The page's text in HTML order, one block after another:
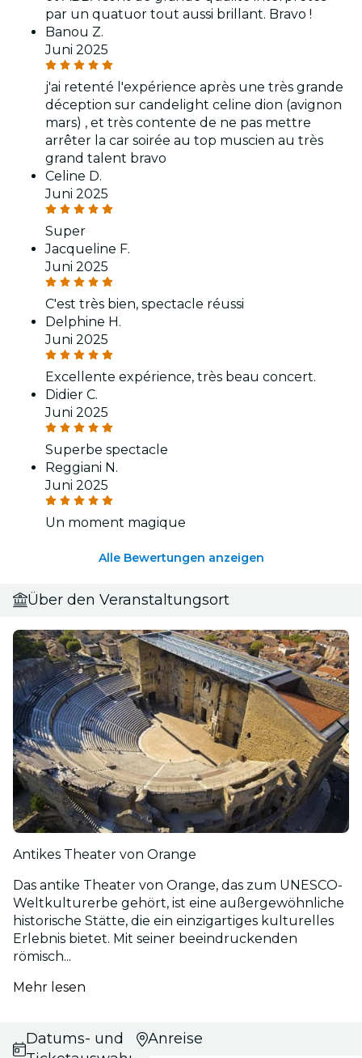
par un quatuor tout aussi brillant. Bravo !
Banou Z.
Juni 2025
j'ai retenté l'expérience après une très grande
déception sur candelight celine dion (avignon
mars) , et très contente de ne pas mettre
arrêter la car soirée au top muscien au très
grand talent bravo
Celine D.
Juni 2025
Super
Jacqueline F.
Juni 2025
C'est très bien, spectacle réussi
Delphine H.
Juni 2025
Excellente expérience, très beau concert.
Didier C.
Juni 2025
Superbe spectacle
Reggiani N.
Juni 2025
Un moment magique
Alle Bewertungen anzeigen
Über den Veranstaltungsort
Antikes Theater von Orange
Das antike Theater von Orange, das zum UNESCO-
Weltkulturerbe gehört, ist eine außergewöhnliche
historische Stätte, die ein einzigartiges kulturelles
Erlebnis bietet. Mit seiner beeindruckenden
römisch...
Mehr lesen
Datums- und
Anreise